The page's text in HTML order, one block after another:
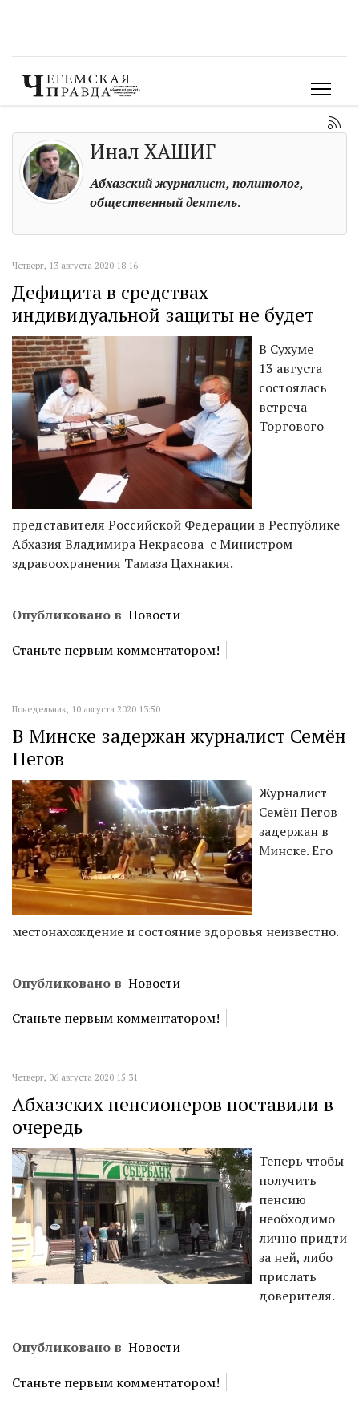
Инал ХАШИГ
Абхазский журналист, политолог,
общественный деятель.
Четверг, 13 августа 2020 18:16
Дефицита в средствах
индивидуальной защиты не будет
В Сухуме
13 августа
состоялась
встреча
Торгового
представителя Российской Федерации в Республике
Абхазия Владимира Некрасова с Министром
здравоохранения ТамазаЦахнакия.
Опубликовано в Новости
Станьте первым комментатором!
Понедельник, 10 августа 2020 13:50
В Минске задержан журналист Семён
Пегов
Журналист
Семён Пегов
задержан в
Минске. Его
местонахождение и состояние здоровья неизвестно.
Опубликовано в Новости
Станьте первым комментатором!
Четверг, 06 августа 2020 15:31
Абхазских пенсионеров поставили в
очередь
Теперь чтобы
получить
пенсию
необходимо
лично придти
за ней, либо
прислать
доверителя.
Опубликовано в Новости
Станьте первым комментатором!